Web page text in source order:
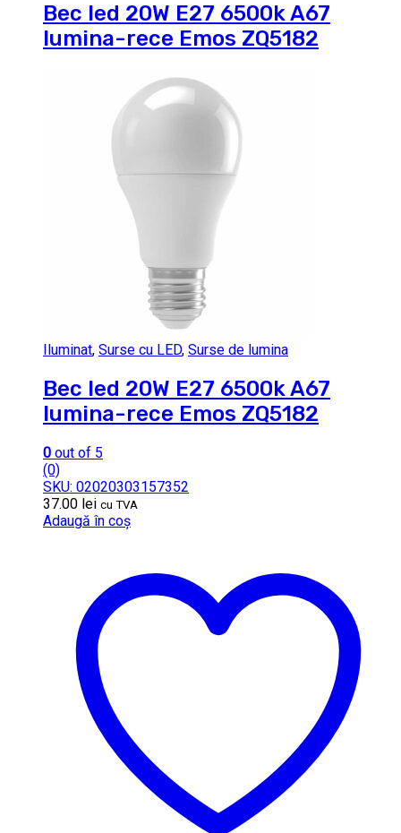
Bec led 20W E27 6500k A67
lumina-rece Emos ZQ5182
Iluminat, Surse cu LED, Surse de lumina
Bec led 20W E27 6500k A67
lumina-rece Emos ZQ5182
0 out of 5
(0)
SKU: 02020303157352
37.00 lei cu TVA
Adaugă în coș